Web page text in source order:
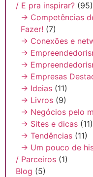
/ E pra inspirar? (95)
→ Competências
Fazer! (7)
→ Conexões e
→
→
→ Empresas
→ Ideias (11)
→ Livros (9)
→ Negócios pelo
→ Sites e dicas (11)
→ Tendências (11)
→ Um pouco de
/ Parceiros (1)
Blog (5)